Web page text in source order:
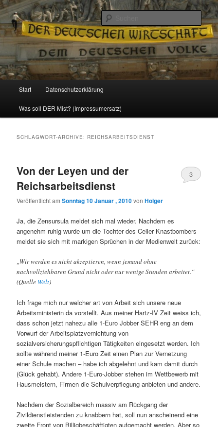
Reizzentrum
Politik, Wirtschaft, Soziales und Gesellschaft
Zum
Inhalt
Zum
sekundären
Start Datenschutzerklärung
Was soll DER Mist? (Impressumersatz)
SCHLAGWORT-ARCHIVE: REICHSARBEITSDIENST
Von der Leyen und der
Reichsarbeitsdienst
Veröffentlicht amSonntag 10 Januar , 2010vonHolger
3
Ja, die Zensursula meldet sich mal wieder. Nachdem es
angenehm ruhig wurde um die Tochter des Celler Knastbombers
meldet sie sich mit markigen Sprüchen in der Medienwelt zurück:
„Wir werden es nicht akzeptieren, wenn jemand ohne
nachvollziehbaren Grund nicht oder nur wenige Stunden arbeitet.“
(Quelle Welt)
Ich frage mich nur welcher art von Arbeit sich unsere neue
Arbeitsministerin da vorstellt. Aus meiner Hartz-IV Zeit weiss ich,
dass schon jetzt nahezu alle 1-Euro Jobber SEHR eng an dem
Vorwurf der Arbeitsplatzvernichtung von
sozialversicherungspflichtigen Tätigkeiten eingesetzt werden. Ich
sollte während meiner 1-Euro Zeit einen Plan zur Vernetzung
einer Schule machen – habe ich abgelehnt und kam damit durch
(Glück gehabt). Andere 1-Euro-Jobber stehen im Wettbewerb mit
Hausmeistern, Firmen die Schulverpflegung anbieten und andere.
Nachdem der Sozialbereich massiv am Rückgang der
Zivildienstleistenden zu knabbern hat, soll nun anscheinend eine
zweite Front von Billigbeschäftigten aufgemacht werden. Aber so